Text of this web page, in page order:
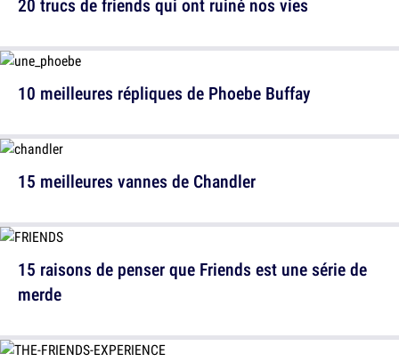
20 trucs de friends qui ont ruiné nos vies
15 meilleures vannes de Chandler
10 meilleures répliques de Phoebe Buffay
15 raisons de penser que Friends est une série de
merde